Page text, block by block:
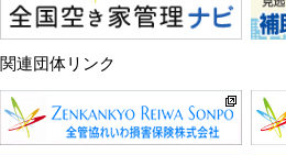
関連団体リンク